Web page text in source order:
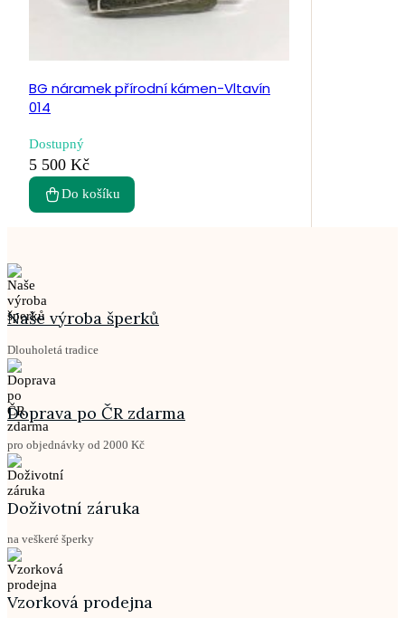
BG náramek přírodní kámen-Vltavín
014
Dostupný
5 500 Kč
Do košíku
Naše výroba šperků
Dlouholetá tradice
Doprava po ČR zdarma
pro objednávky od 2000 Kč
Doživotní záruka
na veškeré šperky
Vzorková prodejna